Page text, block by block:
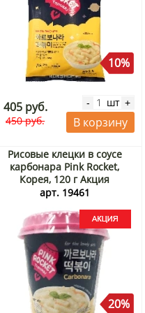
10%
405 руб.
450 руб.
- шт +
В корзину
Рисовые клецки в соусе
карбонара Pink Rocket,
Корея, 120 г Акция
арт. 19461
20%